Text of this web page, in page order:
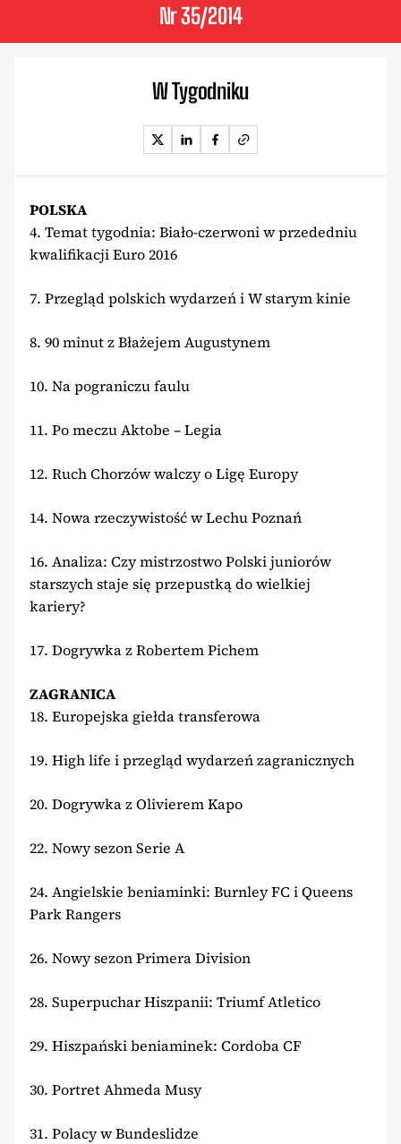
Nr 35/2014
W Tygodniku
POLSKA
4. Temat tygodnia: Biało-czerwoni w przededniu
kwalifikacji Euro 2016
7. Przegląd polskich wydarzeń i W starym kinie
8. 90 minut z Błażejem Augustynem
10. Na pograniczu faulu
11. Po meczu Aktobe – Legia
12. Ruch Chorzów walczy o Ligę Europy
14. Nowa rzeczywistość w Lechu Poznań
16. Analiza: Czy mistrzostwo Polski juniorów
starszych staje się przepustką do wielkiej
kariery?
17. Dogrywka z Robertem Pichem
ZAGRANICA
18. Europejska giełda transferowa
19. High life i przegląd wydarzeń zagranicznych
20. Dogrywka z Olivierem Kapo
22. Nowy sezon Serie A
24. Angielskie beniaminki: Burnley FC i Queens
Park Rangers
26. Nowy sezon Primera Division
28. Superpuchar Hiszpanii: Triumf Atletico
29. Hiszpański beniaminek: Cordoba CF
30. Portret Ahmeda Musy
31. Polacy w Bundeslidze